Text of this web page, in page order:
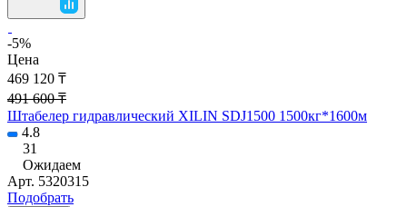
-5%
Цена
469 120 ₸
491 600 ₸
Штабелер гидравлический XILIN SDJ1500 1500кг*1600м
4.8
31
Ожидаем
Арт. 5320315
Подобрать